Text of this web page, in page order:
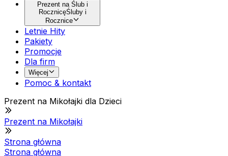
Prezent na Ślub i
RocznicęŚluby i
Rocznice
Letnie Hity
Pakiety
Promocje
Dla firm
Więcej
Pomoc & kontakt
Prezent na Mikołajki dla Dzieci
Prezent na Mikołajki
Strona główna
Strona główna